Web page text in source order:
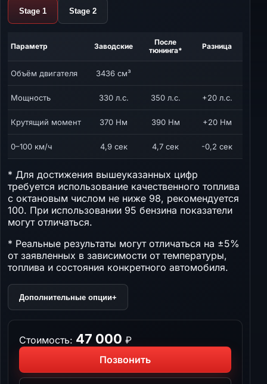
Stage 1 Stage 2
Параметр Заводские
После
тюнинга*
Разница
Объём двигателя 3436 см³
Мощность 330 л.с. 350 л.с. +20 л.с.
Крутящий момент 370 Нм 390 Нм +20 Нм
0–100 км/ч 4,9 сек 4,7 сек -0,2 сек
* Для достижения вышеуказанных цифр
требуется использование качественного топлива
с октановым числом не ниже 98, рекомендуется
100. При использовании 95 бензина показатели
могут отличаться.
* Реальные результаты могут отличаться на ±5%
от заявленных в зависимости от температуры,
топлива и состояния конкретного автомобиля.
Дополнительные опции+
Стоимость: 47 000 ₽
Позвонить